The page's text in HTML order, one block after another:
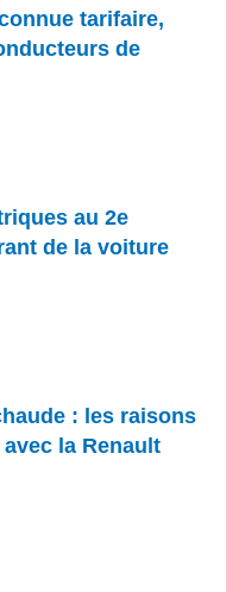
tarifaire,
de
au 2e
de la voiture
: les raisons
la Renault